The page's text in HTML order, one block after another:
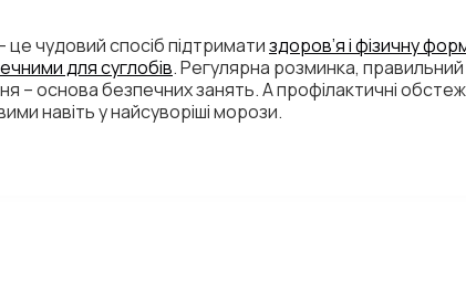
це чудовий спосіб підтриматиздоров’я і фізичну
для суглобів. Регулярна розминка,
– основа безпечних занять. А профілактичні
навіть у найсуворіші морози.